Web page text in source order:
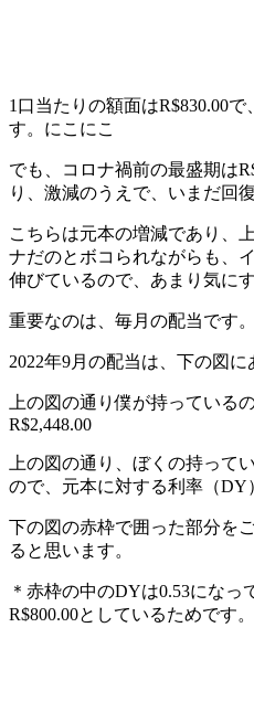
1口当たりの額面はR$830.00
す。にこにこ
でも、コロナ禍前の最盛期は
り、激減のうえで、いまだ回
こちらは元本の増減であり、
ナだのとボコられながらも、
伸びているので、あまり気に
重要なのは、毎月の配当です。
2022年9月の配当は、下の図
上の図の通り僕が持っている
R$2,448.00
上の図の通り、ぼくの持って
ので、元本に対する利率（DY
下の図の赤枠で囲った部分を
ると思います。
＊赤枠の中のDYは0.53になっ
R$800.00としているためです。